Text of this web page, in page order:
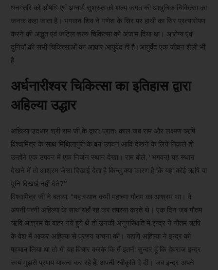
धनवंतरि को औषधि एवं आचार्य सुश्रुत को शल्य जगत की आधुनिक चिकित्सा का
जनक कहा जाता है। भगवान शिव ने गणेश के सिर पर हाथी का सिर प्रत्यारोपण
करने की अद्भुत एवं जटिल शल्य चिकित्सा को अंजाम दिया था। आरोग्य एवं
दुनियाँ की सभी चिकित्साओं का आधार आयुर्वेद ही है।आयुर्वेद एक जीवन शैली भी
है
अर्धनारीश्वर चिकित्सा का इतिहास द्वारा
अहिल्या उद्धार
अहिल्या उदधार श्री राम जी के द्वारा: प्रातः काल जब राम और लक्ष्मण ऋषि
विश्वामित्र के साथ मिथिलापुरी के वन उपवन आदि देखने के लिये निकले तो
उन्होंने एक उपवन में एक निर्जन स्थान देखा। राम बोले, “भगवन्! यह स्थान
देखने में तो आश्रम जैसा दिखाई देता है किन्तु क्या कारण है कि यहाँ कोई ऋषि या
मुनि दिखाई नहीं देते?”
विश्वामित्र जी ने बताया, “यह स्थान कभी महात्मा गौतम का आश्रम था। वे
अपनी पत्नी अहिल्या के साथ यहाँ रह कर तपस्या करते थे। एक दिन जब गौतम
ऋषि आश्रम के बाहर गये हुये थे तो उनकी अनुपस्थिति में इन्द्र ने गौतम ऋषि
के वेश में आकर अहिल्या से प्रणय याचना की। यद्यपि अहिल्या ने इन्द्र को
पहचान लिया था तो भी यह विचार करके कि मैं इतनी सुन्दर हूँ कि देवराज इन्द्र
स्वयं मुझसे प्रणय याचना कर रहे हैं, अपनी स्वीकृति दे दी। जब इन्द्र अपने